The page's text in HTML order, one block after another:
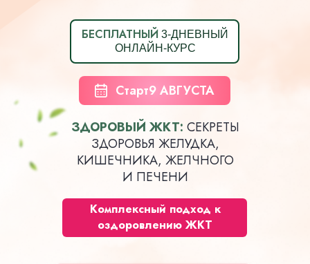
БЕСПЛАТНЫЙ 3-ДНЕВНЫЙ
ОНЛАЙН-КУРС
ЗДОРОВЫЙ ЖКТ: СЕКРЕТЫ
ЗДОРОВЬЯ ЖЕЛУДКА,
КИШЕЧНИКА, ЖЕЛЧНОГО
И ПЕЧЕНИ
Старт9 АВГУСТА
Комплексный подход к
оздоровлению ЖКТ